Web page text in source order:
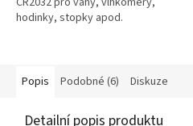
hodinky, stopky apod.
Popis Podobné (6) Diskuze
Detailní popis produktu